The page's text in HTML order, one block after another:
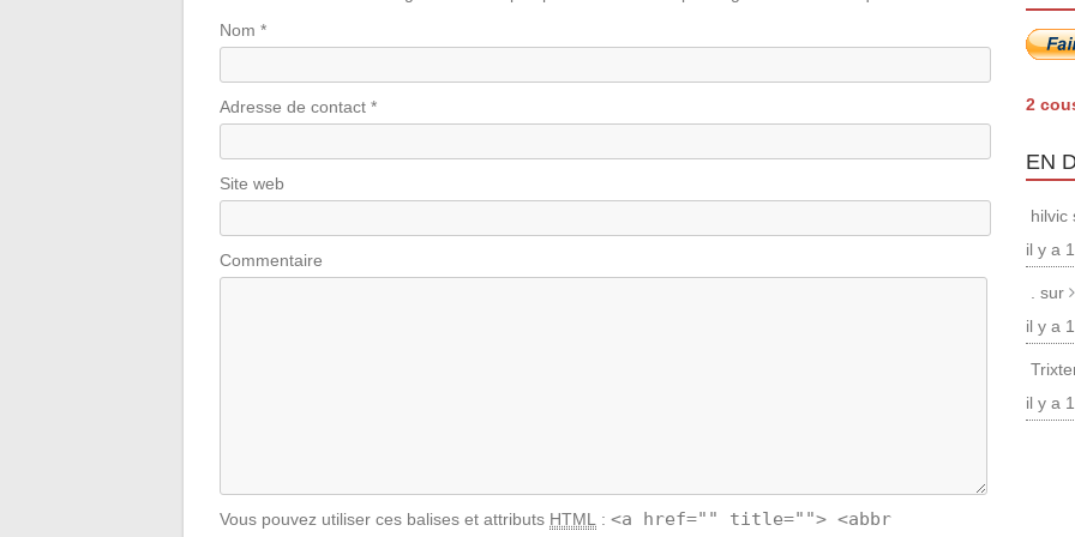
Nom *
Adresse de contact *
Site web
Commentaire
Vous pouvez utiliser ces balises et attributs HTML : <a href="" title=""> <abbr
2
EN
il y a
. sur
il y a
il y a